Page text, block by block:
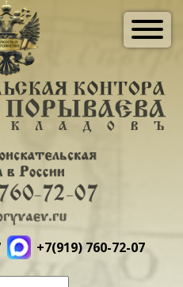
+7(919) 760-72-07